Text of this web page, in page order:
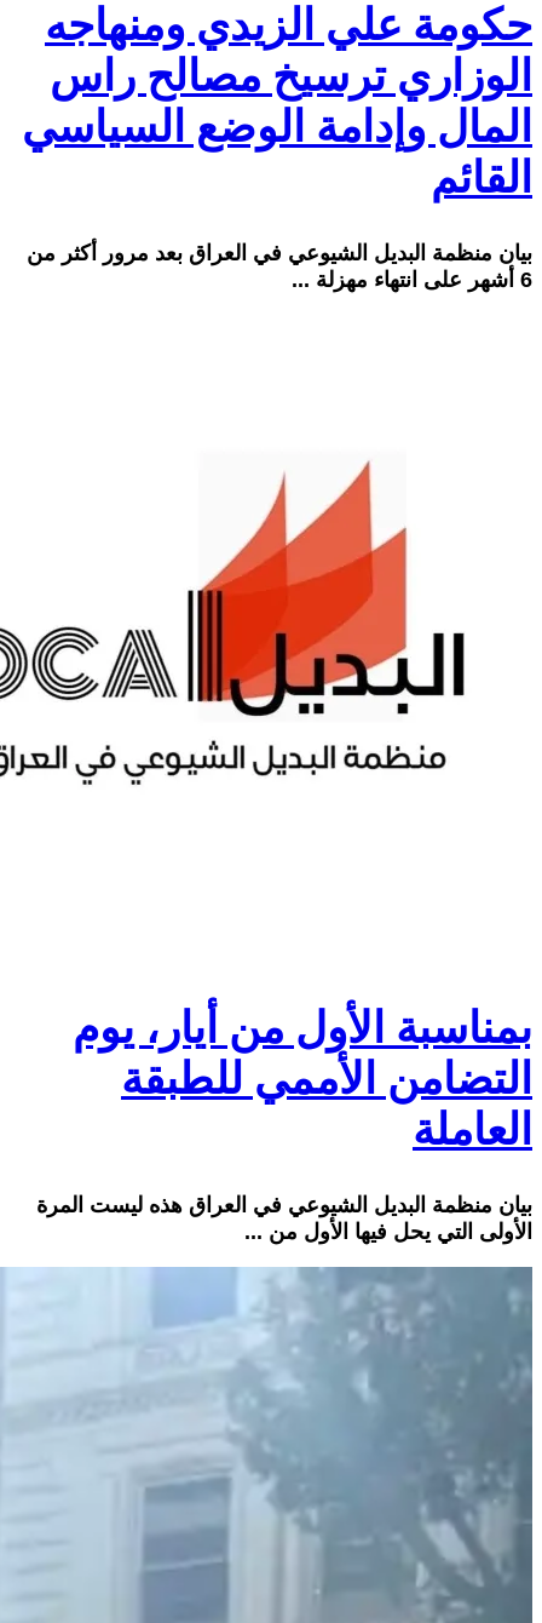
حكومة علي الزيدي ومنهاجه
الوزاري ترسيخ مصالح راس
المال وإدامة الوضع السياسي
القائم
بيان منظمة البديل الشيوعي في العراق بعد مرور أكثر من
6 أشهر على انتهاء مهزلة ...
بمناسبة الأول من أيار، يوم
التضامن الأممي للطبقة
العاملة
بيان منظمة البديل الشيوعي في العراق هذه ليست المرة
الأولى التي يحل فيها الأول من ...